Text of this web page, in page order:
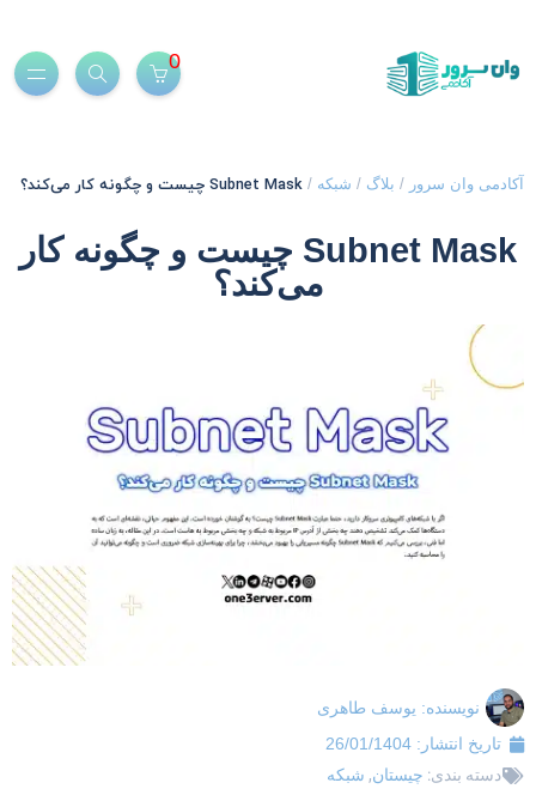
وان سرور / بلاگ/ شبکه/ Subnet Mask چیست و چگونه کار می‌کند؟
Subnet Mask چیست و چگونه کار
می‌کند؟
نویسنده:یوسف طاهری
تاریخ انتشار: 26/01/1404
دسته بندی:چیستان,شبکه